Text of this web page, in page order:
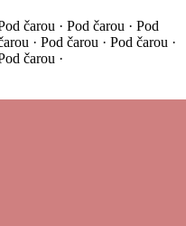
čarou · Pod čarou · Pod
· Pod čarou · Pod čarou ·
čarou ·